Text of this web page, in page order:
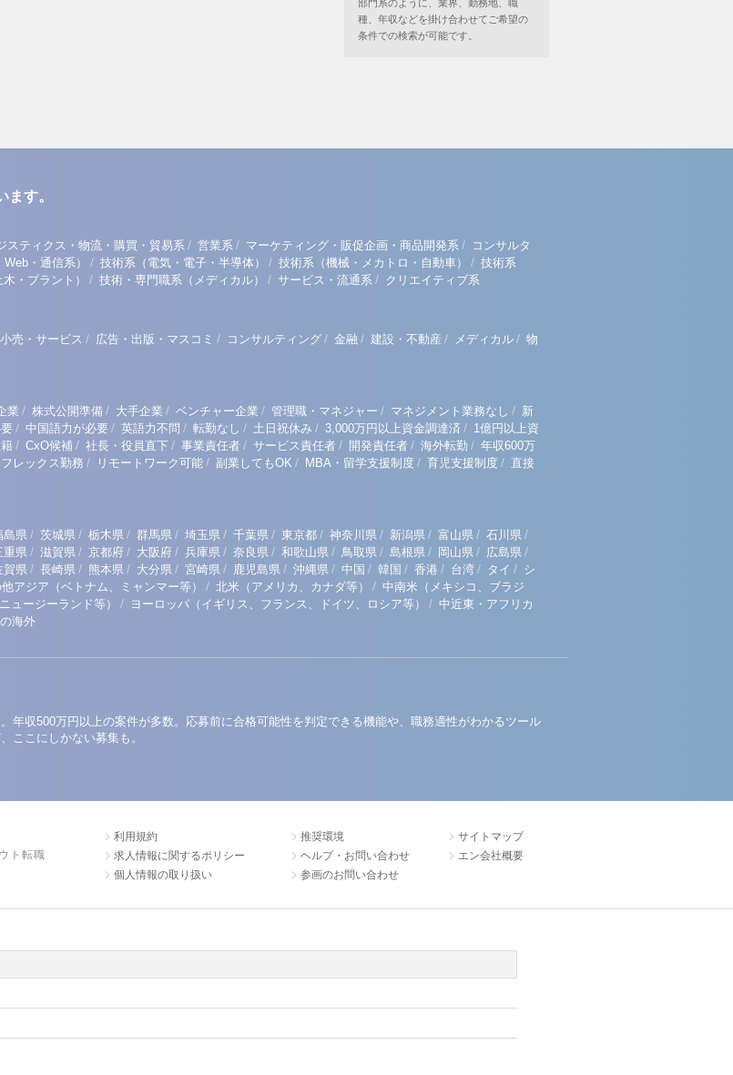
部門系のように、業界、勤務地、職
種、年収などを掛け合わせてご希望の
条件での検索が可能です。
す。
スティクス・物流・購買・貿易系/ 営業系 / マーケティング・販促企画・商品開発系 / コンサルタ
・通信系） / 技術系（電気・電子・半導体） / 技術系（機械・メカトロ・自動車） / 技術系
・プラント） / 技術・専門職系（メディカル） / サービス・流通系 / クリエイティブ系
売・サービス / 広告・出版・マスコミ / コンサルティング / 金融 / 建設・不動産 / メディカル / 物
業 / 株式公開準備 / 大手企業 / ベンチャー企業 / 管理職・マネジャー / マネジメント業務なし / 新
/ 中国語力が必要 / 英語力不問 / 転勤なし / 土日祝休み / 3,000万円以上資金調達済 / 1億円以上資
/ CxO候補 / 社長・役員直下 / 事業責任者 / サービス責任者 / 開発責任者 / 海外転勤 / 年収600万
フレックス勤務 / リモートワーク可能 / 副業してもOK / MBA・留学支援制度 / 育児支援制度 / 直接
島県 / 茨城県 / 栃木県 / 群馬県 / 埼玉県 / 千葉県 / 東京都 / 神奈川県 / 新潟県 / 富山県 / 石川県 /
重県 / 滋賀県 / 京都府 / 大阪府 / 兵庫県 / 奈良県 / 和歌山県 / 鳥取県 / 島根県 / 岡山県 / 広島県 /
賀県 / 長崎県 / 熊本県 / 大分県 / 宮崎県 / 鹿児島県 / 沖縄県 / 中国 / 韓国 / 香港 / 台湾 / タイ / シ
アジア（ベトナム、ミャンマー等） / 北米（アメリカ、カナダ等） / 中南米（メキシコ、ブラジ
ュージーランド等） / ヨーロッパ（イギリス、フランス、ドイツ、ロシア等） / 中近東・アフリカ
海外
年収500万円以上の案件が多数。応募前に合格可能性を判定できる機能や、職務適性がわかるツール
ここにしかない募集も。
ト転職
利用規約
求人情報に関するポリシー
個人情報の取り扱い
推奨環境
ヘルプ・お問い合わせ
参画のお問い合わせ
サイトマップ
エン会社概要